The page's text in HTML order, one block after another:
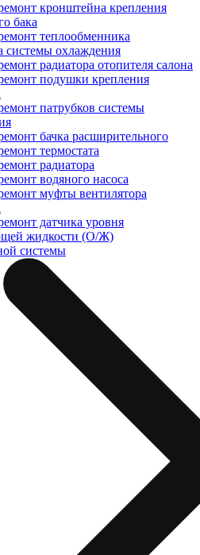
кронштейна крепления
бака
теплообменника
охлаждения
радиатора отопителя салона
подушки крепления
патрубков системы
бачка расширительного
термостата
радиатора
водяного насоса
муфты вентилятора
датчика уровня
жидкости (О/Ж)
системы